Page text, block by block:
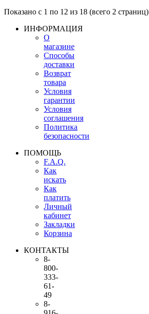
Показано с 1 по 12 из 18 (всего 2 страниц)
ИНФОРМАЦИЯ
О
магазине
Способы
доставки
Возврат
товара
Условия
гарантии
Условия
соглашения
Политика
безопасности
ПОМОЩЬ
F.A.Q.
Как
искать
Как
платить
Личный
кабинет
Закладки
Корзина
КОНТАКТЫ
8-
800-
333-
61-
49
8-